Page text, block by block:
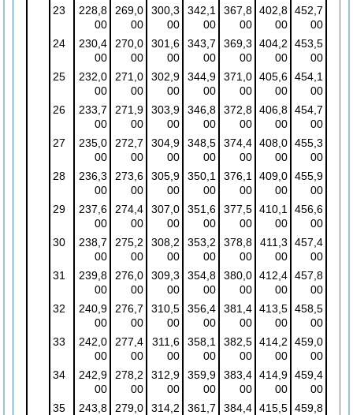
23
228,8
00
269,0
00
300,3
00
342,1
00
367,8
00
402,8
00
452,7
00
24
230,4
00
270,0
00
301,6
00
343,7
00
369,3
00
404,2
00
453,5
00
25
232,0
00
271,0
00
302,9
00
344,9
00
371,0
00
405,6
00
454,1
00
26
233,7
00
271,9
00
303,9
00
346,8
00
372,8
00
406,8
00
454,7
00
27
235,0
00
272,7
00
304,9
00
348,5
00
374,4
00
408,0
00
455,3
00
28
236,3
00
273,6
00
305,9
00
350,1
00
376,1
00
409,0
00
455,9
00
29
237,6
00
274,4
00
307,0
00
351,6
00
377,5
00
410,1
00
456,6
00
30
238,7
00
275,2
00
308,2
00
353,2
00
378,8
00
411,3
00
457,4
00
31
239,8
00
276,0
00
309,3
00
354,8
00
380,0
00
412,4
00
457,8
00
32
240,9
00
276,7
00
310,5
00
356,4
00
381,4
00
413,5
00
458,5
00
33
242,0
00
277,4
00
311,6
00
358,1
00
382,5
00
414,2
00
459,0
00
34
242,9
00
278,2
00
312,9
00
359,9
00
383,4
00
414,9
00
459,4
00
35
243,8
279,0
314,2
361,7
384,4 415,5 459,8